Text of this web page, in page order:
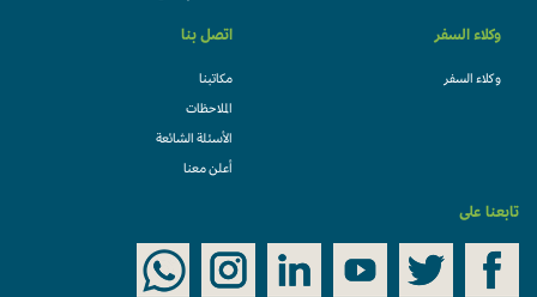
وكلاء السفر
وكلاء السفر
اتصل بنا
مكاتبنا
الملاحظات
الأسئلة الشائعة
أعلن معنا
تابعنا على